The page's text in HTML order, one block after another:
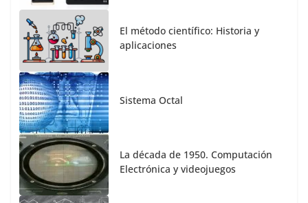
El método científico: Historia y
aplicaciones
Sistema Octal
La década de 1950. Computación
Electrónica y videojuegos